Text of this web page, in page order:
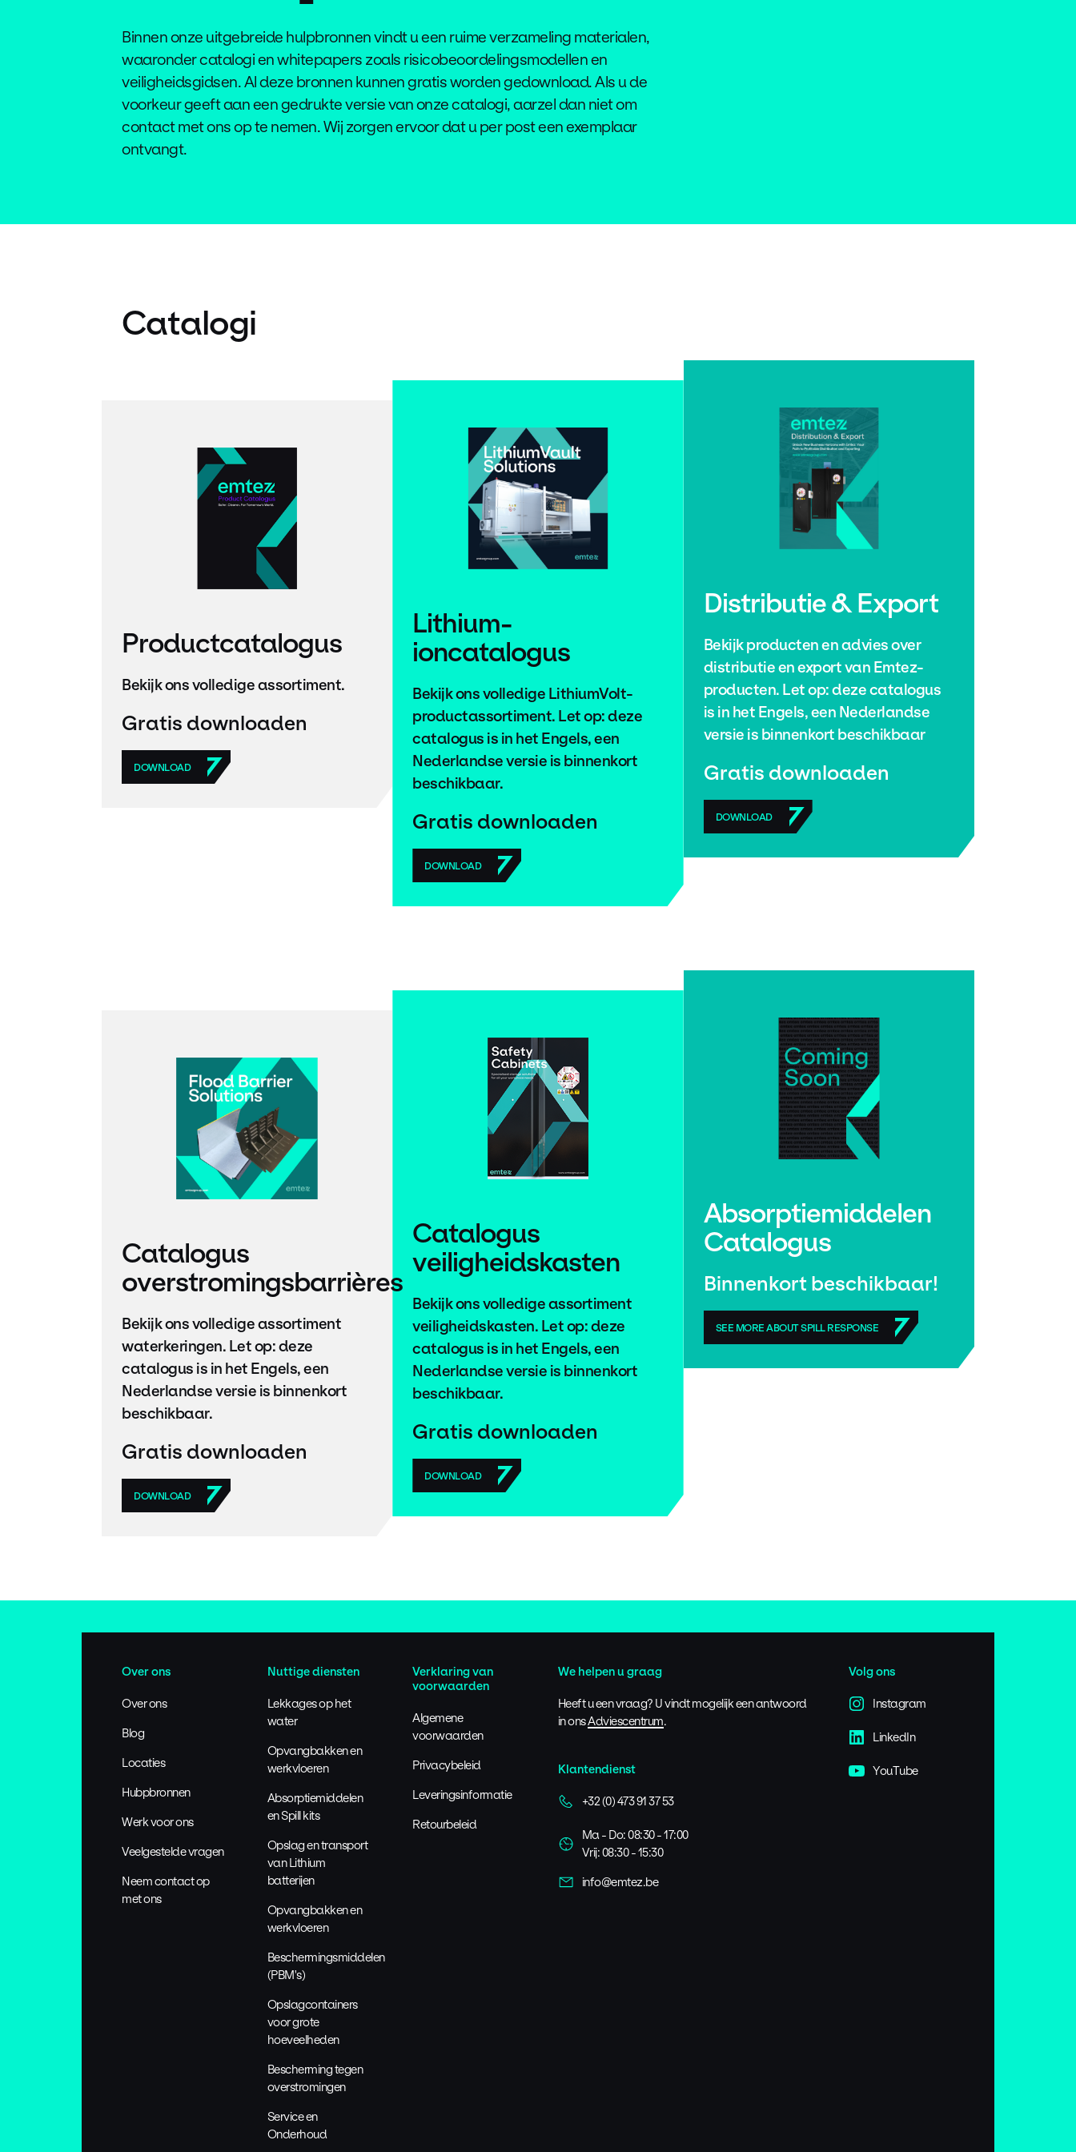
Binnen onze uitgebreide hulpbronnen vindt u een ruime verzameling materialen,
waaronder catalogi en whitepapers zoals risicobeoordelingsmodellen en
veiligheidsgidsen. Al deze bronnen kunnen gratis worden gedownload. Als u de
voorkeur geeft aan een gedrukte versie van onze catalogi, aarzel dan niet om
contact met ons op te nemen. Wij zorgen ervoor dat u per post een exemplaar
ontvangt.
Catalogi
Productcatalogus
Bekijk ons ​​volledige assortiment.
Gratis downloaden
DOWNLOAD
Lithium-
ioncatalogus
Bekijk ons ​​volledige LithiumVolt-
productassortiment. Let op: deze
catalogus is in het Engels, een
Nederlandse versie is binnenkort
beschikbaar.
Gratis downloaden
DOWNLOAD
Distributie & Export
Bekijk producten en advies over
distributie en export van Emtez-
producten. Let op: deze catalogus
is in het Engels, een Nederlandse
versie is binnenkort beschikbaar
Gratis downloaden
DOWNLOAD
Catalogus
overstromingsbarrières
Bekijk ons ​​volledige assortiment
waterkeringen. Let op: deze
catalogus is in het Engels, een
Nederlandse versie is binnenkort
beschikbaar.
Gratis downloaden
DOWNLOAD
Catalogus
veiligheidskasten
Bekijk ons ​​volledige assortiment
veiligheidskasten. Let op: deze
catalogus is in het Engels, een
Nederlandse versie is binnenkort
beschikbaar.
Gratis downloaden
DOWNLOAD
Absorptiemiddelen
Catalogus
Binnenkort beschikbaar!
SEE MORE ABOUT SPILL RESPONSE
Over ons
Over ons
Blog
Locaties
Hubpbronnen
Werk voor ons
Veelgestelde vragen
Neem contact op
met ons
Nuttige diensten
Lekkages op het
water
Opvangbakken en
werkvloeren
Absorptiemiddelen
en Spill kits
Opslag en transport
van Lithium
batterijen
Opvangbakken en
werkvloeren
Beschermingsmiddelen
(PBM's)
Opslagcontainers
voor grote
hoeveelheden
Bescherming tegen
overstromingen
Service en
Onderhoud
Verklaring van
voorwaarden
Algemene
voorwaarden
Privacybeleid
Leveringsinformatie
Retourbeleid
We helpen u graag
Heeft u een vraag? U vindt mogelijk een antwoord
in onsAdviescentrum.
Klantendienst
+32 (0) 473 91 37 53
Ma - Do: 08:30 - 17:00
Vrij: 08:30 - 15:30
info@emtez.be
Volg ons
Instagram
LinkedIn
YouTube